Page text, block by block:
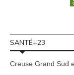
SANTÉ+23
Creuse Grand Sud